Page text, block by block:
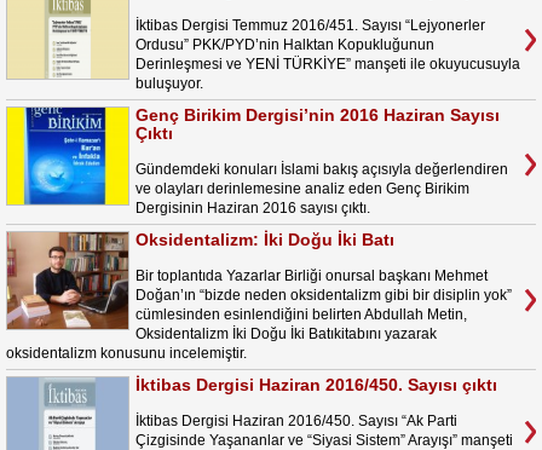
İktibas Dergisi Temmuz 2016/451. Sayısı “Lejyonerler
Ordusu” PKK/PYD’nin Halktan Kopukluğunun
Derinleşmesi ve YENİ TÜRKİYE” manşeti ile okuyucusuyla
buluşuyor.
Genç Birikim Dergisi’nin 2016 Haziran Sayısı
Çıktı
Gündemdeki konuları İslami bakış açısıyla değerlendiren
ve olayları derinlemesine analiz eden Genç Birikim
Dergisinin Haziran 2016 sayısı çıktı.
Oksidentalizm: İki Doğu İki Batı
Bir toplantıda Yazarlar Birliği onursal başkanı Mehmet
Doğan’ın “bizde neden oksidentalizm gibi bir disiplin yok”
cümlesinden esinlendiğini belirten Abdullah Metin,
Oksidentalizm İki Doğu İki Batıkitabını yazarak
oksidentalizm konusunu incelemiştir.
İktibas Dergisi Haziran 2016/450. Sayısı çıktı
İktibas Dergisi Haziran 2016/450. Sayısı “Ak Parti
Çizgisinde Yaşananlar ve “Siyasi Sistem” Arayışı” manşeti